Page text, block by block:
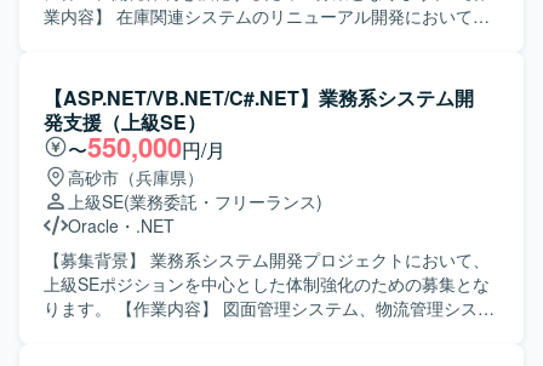
ことができます。 リーダー補佐ポジションとして、マネジ
ASP.netが利用されております。
業内容】 在庫関連システムのリニューアル開発において、
映、実装、単体・結合テスト、関連ドキュメントの作成な
どを行っていただきます。 【求める人物像】 医療業界特有
の業務やルールを理解しようとする姿勢があり、ドキュメ
ントを丁寧に作成できる方を求めております。チームメン
バーと積極的にコミュニケーションを取りながら、設計意
図を共有しつつ開発を進められる方が望ましいです。 【ポ
ジションの魅力】 医療分野における在庫管理という社会的
意義の高い領域に携わることができ、長期的な継続開発を
通じて業務知識と技術力の双方を高めていただけます。基
本設計以降の上流工程から参画できるため、設計スキルを
【ASP.NET/VB.NET/C#.NET】業務系システム開
発支援（上級SE）
〜550,000円/月
高砂市（兵庫県）
上級SE(業務委託・フリーランス)
Oracle ・ .NET
【募集背景】 業務系システム開発プロジェクトにおいて、
上級SEポジションを中心とした体制強化のための募集とな
ります。 【作業内容】 図面管理システム、物流管理システ